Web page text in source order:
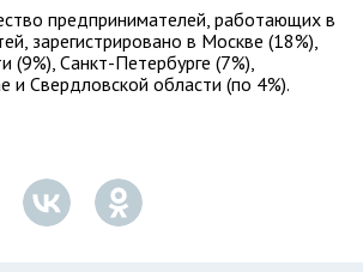
предпринимателей, работающих в
зарегистрировано в Москве (18%),
(9%), Санкт-Петербурге (7%),
и Свердловской области (по 4%).